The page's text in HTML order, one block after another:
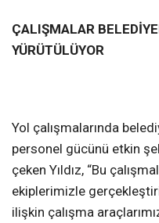
ÇALIŞMALAR
YÜRÜTÜLÜYOR
Yol çalışmalarında
personel gücünü etkin
çeken Yıldız, “Bu
ekiplerimizle
ilişkin çalışma